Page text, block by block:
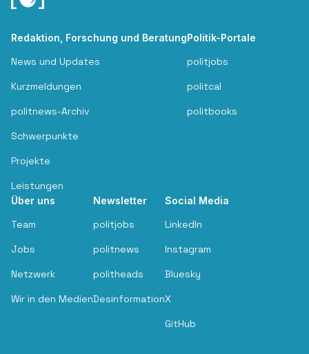
Redaktion, Forschung und Beratung
News und Updates
Kurzmeldungen
politnews-Archiv
Schwerpunkte
Projekte
Leistungen
Politik-Portale
politjobs
politcal
politbooks
Über uns
Team
Jobs
Netzwerk
Wir in den Medien
Newsletter
politjobs
politnews
politheads
Desinformation
Social Media
LinkedIn
Instagram
Bluesky
X
GitHub